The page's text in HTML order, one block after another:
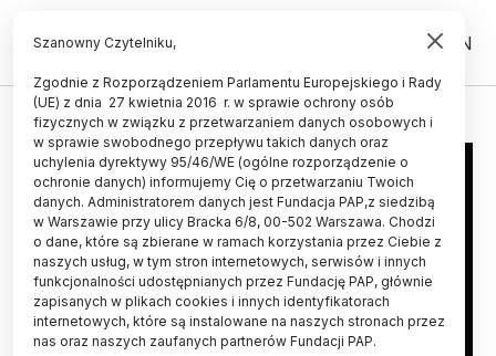
PL EN
POLITECHNIKA ŚLĄSKA
Szanowny Czytelniku,
Zgodnie z Rozporządzeniem Parlamentu Europejskiego i Rady
(UE) z dnia 27 kwietnia 2016 r. w sprawie ochrony osób
fizycznych w związku z przetwarzaniem danych osobowych i
w sprawie swobodnego przepływu takich danych oraz
uchylenia dyrektywy 95/46/WE (ogólne rozporządzenie o
ochronie danych) informujemy Cię o przetwarzaniu Twoich
danych. Administratorem danych jest Fundacja PAP,z siedzibą
w Warszawie przy ulicy Bracka 6/8, 00-502 Warszawa. Chodzi
o dane, które są zbierane w ramach korzystania przez Ciebie z
naszych usług, w tym stron internetowych, serwisów i innych
funkcjonalności udostępnianych przez Fundację PAP, głównie
zapisanych w plikach cookies i innych identyfikatorach
internetowych, które są instalowane na naszych stronach przez
nas oraz naszych zaufanych partnerów Fundacji PAP.